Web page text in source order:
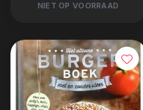
NIET OP VOORRAAD